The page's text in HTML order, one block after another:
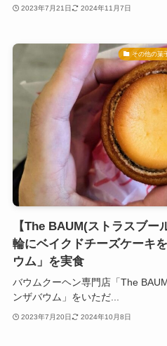
2023年7月21日 2024年11月7日
その他の菓
【The BAUM(ストラスブ
輪にベイクドチーズケーキ
ウム」を実食
バウムクーヘン専門店「The
ンザバウム」をいただ...
2023年7月20日 2024年10月8日